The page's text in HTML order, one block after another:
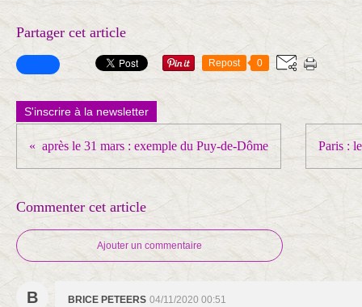
Partager cet article
Repost 0
S'inscrire à la newsletter
après le 31 mars : exemple du Puy-de-Dôme Paris :
Commenter cet article
Ajouter un commentaire
B BRICE PETEERS 04/11/2020 00:51